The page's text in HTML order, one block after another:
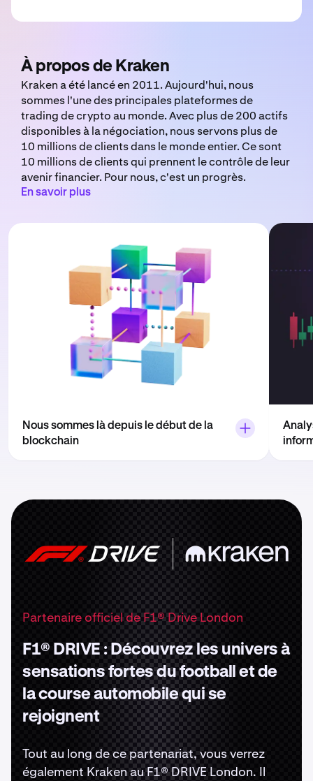
À propos de Kraken
Kraken a été lancé en 2011. Aujourd'hui, nous
sommes l'une des principales plateformes de
trading de crypto au monde. Avec plus de 200 actifs
disponibles à la négociation, nous servons plus de
10 millions de clients dans le monde entier. Ce sont
10 millions de clients qui prennent le contrôle de leur
avenir financier. Pour nous, c'est un progrès.
En savoir plus
Nous sommes là depuis le début de la
blockchain
plateformes crypto les plus importantes et
monde.
réel
Partenaire officiel de F1® Drive London
F1® DRIVE : Découvrez les univers à
sensations fortes du football et de
la course automobile qui se
rejoignent
Tout au long de ce partenariat, vous verrez
également Kraken au F1® DRIVE London. Il